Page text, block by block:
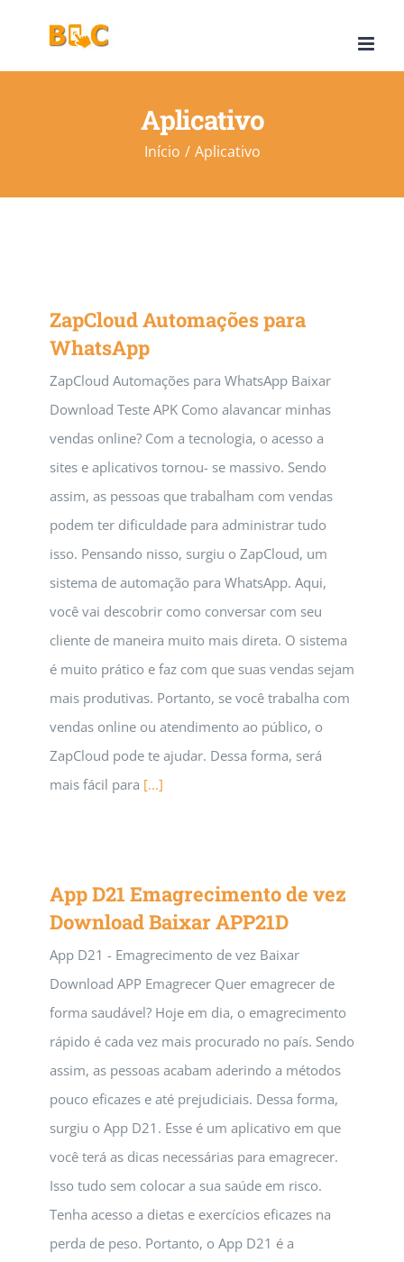
o
Aplicativo
Início Aplicativo
ZapCloud Automações para
WhatsApp
ZapCloud Automações para WhatsApp Baixar
Download Teste APK Como alavancar minhas
vendas online? Com a tecnologia, o acesso a
sites e aplicativos tornou- se massivo. Sendo
assim, as pessoas que trabalham com vendas
podem ter dificuldade para administrar tudo
isso. Pensando nisso, surgiu o ZapCloud, um
sistema de automação para WhatsApp. Aqui,
você vai descobrir como conversar com seu
cliente de maneira muito mais direta. O sistema
é muito prático e faz com que suas vendas sejam
mais produtivas. Portanto, se você trabalha com
vendas online ou atendimento ao público, o
ZapCloud pode te ajudar. Dessa forma, será
mais fácil para [...]
App D21 Emagrecimento de vez
Download Baixar APP21D
App D21 - Emagrecimento de vez Baixar
Download APP Emagrecer Quer emagrecer de
forma saudável? Hoje em dia, o emagrecimento
rápido é cada vez mais procurado no país. Sendo
assim, as pessoas acabam aderindo a métodos
pouco eficazes e até prejudiciais. Dessa forma,
surgiu o App D21. Esse é um aplicativo em que
você terá as dicas necessárias para emagrecer.
Isso tudo sem colocar a sua saúde em risco.
Tenha acesso a dietas e exercícios eficazes na
perda de peso. Portanto, o App D21 é a